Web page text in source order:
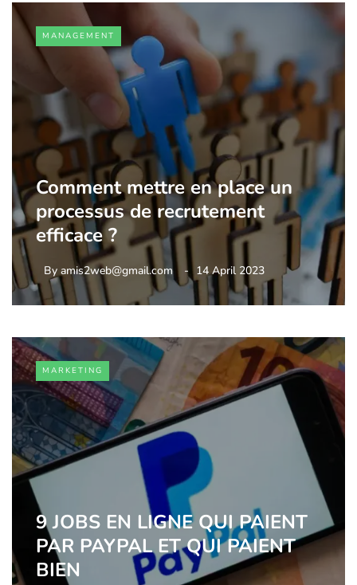
MANAGEMENT
Comment mettre en place un
processus de recrutement
efficace ?
By amis2web@gmail.com 14 April 2023
MARKETING
9 JOBS EN LIGNE QUI PAIENT
PAR PAYPAL ET QUI PAIENT
BIEN